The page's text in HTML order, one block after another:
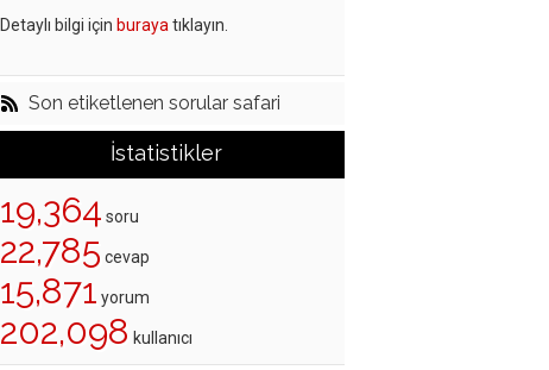
Detaylı bilgi için buraya tıklayın.
Son etiketlenen sorular safari
İstatistikler
19,364 soru
22,785 cevap
15,871 yorum
202,098 kullanıcı